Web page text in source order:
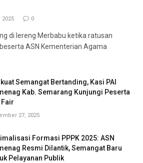
2025 0
di lereng Merbabu ketika ratusan
ASN Kementerian Agama
Semangat Bertanding, Kasi PAI
Kab. Semarang Kunjungi Peserta
Fair
27, 2025
Formasi PPPK 2025: ASN
Resmi Dilantik, Semangat Baru
Pelayanan Publik